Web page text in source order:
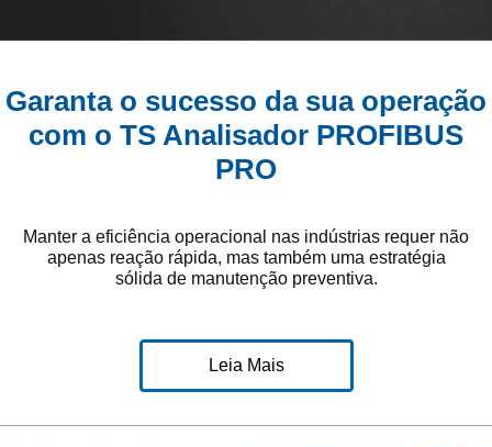
Garanta o sucesso da sua operação
com o TS Analisador PROFIBUS
PRO
Manter a eficiência operacional nas indústrias requer não
apenas reação rápida, mas também uma estratégia
sólida de manutenção preventiva.
Leia Mais